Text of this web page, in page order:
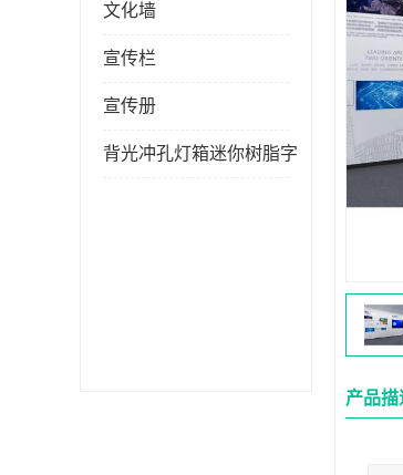
文化墙
宣传栏
宣传册
背光冲孔灯箱迷你树脂字
产品描